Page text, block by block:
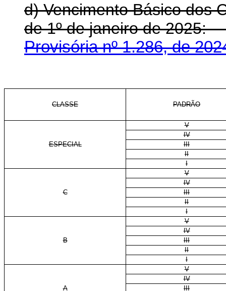
d) Vencimento Básico dos
de 1º de janeiro de
Provisória nº 1.286, de
CLASSE PADRÃO
ESPECIAL
V
IV
III
II
I
C
V
IV
III
II
I
B
V
IV
III
II
I
A
V
IV
III